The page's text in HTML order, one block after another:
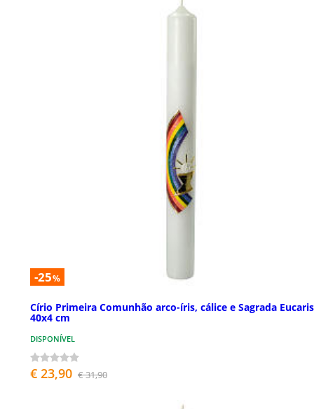
-25%
Círio Primeira Comunhão arco-íris, cálice e Sagrada
40x4 cm
DISPONÍVEL
€ 23,90 € 31,90